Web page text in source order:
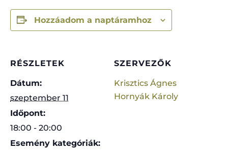
Hozzáadom a naptáramhoz
RÉSZLETEK
Dátum:
szeptember 11
Időpont:
18:00 - 20:00
Esemény kategóriák:
SZERVEZŐK
Krisztics Ágnes
Hornyák Károly